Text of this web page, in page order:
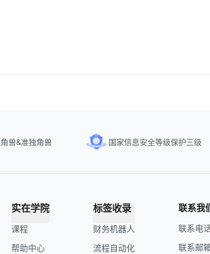
兽&准独角兽 国家信息安全等级保护三级
实在学院
课程
帮助中心
标签收录
财务机器人
流程自动化
联系我
联系电
联系邮